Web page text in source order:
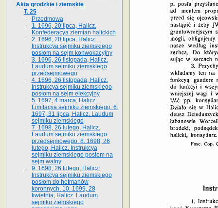
Akta grodzkie i ziemskie
T. 25
Przedmowa
1. 1696, 20 lipca, Halicz.
Konfederacya ziemian halickich
2. 1696, 20 lipca, Halicz.
Instrukcya sejmiku ziemskiego
posłom na sejm konwokacyjny
3. 1696, 26 listopada, Halicz.
Laudum sejmiku ziemskiego
przedsejmowego
4. 1696, 26 listopada, Halicz.
Instrukcya sejmiku ziemskiego
posłom na sejm elekcyjny
5. 1697, 4 marca, Halicz.
Limitacya sejmiku ziemskiego. 6.
1697, 31 lipca, Halicz. Laudum
sejmiku ziemskiego
7. 1698, 26 lutego, Halicz.
Laudum sejmiku ziemskiego
przedsejmowego. 8. 1698, 26
lutego, Halicz. Instrukcya
sejmiku ziemskiego posłom na
sejm walny
9. 1698, 26 lutego, Halicz.
Instrukcya sejmiku ziemskiego
posłom do hetmanów
koronnych. 10. 1699, 28
kwietnia, Halicz. Laudum
sejmiku ziemskiego